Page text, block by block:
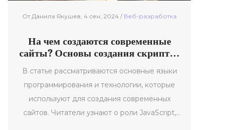
От Данила Якушев, 4 сен, 2024 / Веб-разработка
На чем создаются современные
сайты? Основы создания скриптов
В статье рассматриваются основные языки
программирования и технологии, которые
используют для создания современных
сайтов. Читатели узнают о роли JavaScript,